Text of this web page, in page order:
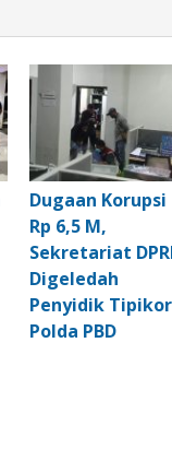
Dugaan Korupsi
Rp 6,5 M,
Sekretariat
Digeledah
Penyidik Tipikor
Polda PBD